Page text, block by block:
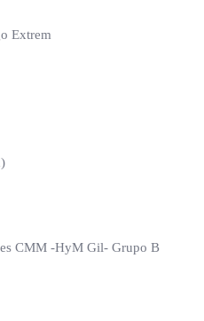
Extrem
CMM -HyM Gil- Grupo B